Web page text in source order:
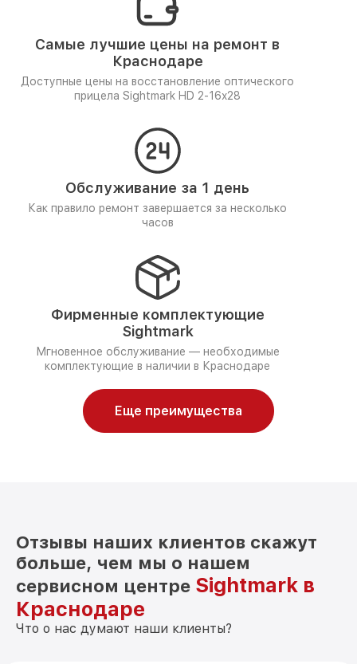
Самые лучшие цены на ремонт в
Краснодаре
Доступные цены на восстановление оптического
прицела Sightmark HD 2-16x28
Обслуживание за 1 день
Как правило ремонт завершается за несколько
часов
Фирменные комплектующие
Sightmark
Мгновенное обслуживание — необходимые
комплектующие в наличии в Краснодаре
Еще преимущества
Отзывы наших клиентов скажут
больше, чем мы о нашем
сервисном центре Sightmark в
Краснодаре
Что о нас думают наши клиенты?